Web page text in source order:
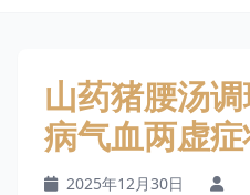
山药猪腰汤
病气血两虚
2025年12月30日